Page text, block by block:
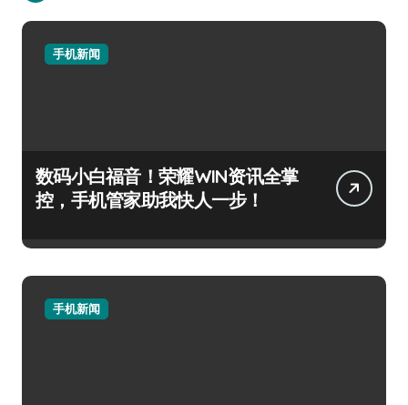
手机新闻
数码小白福音！荣耀WIN资讯全掌
控，手机管家助我快人一步！
手机新闻